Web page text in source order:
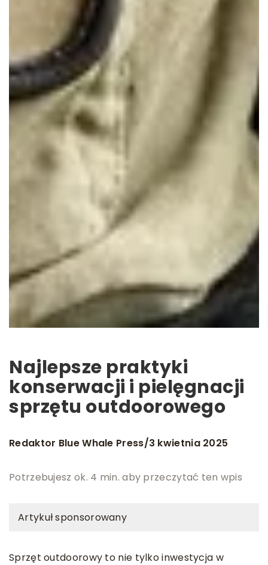
Najlepsze praktyki
konserwacji i pielęgnacji
sprzętu outdoorowego
Redaktor Blue Whale Press/3 kwietnia 2025
Potrzebujesz ok. 4 min. aby przeczytać ten wpis
Artykuł sponsorowany
Sprzęt outdoorowy to nie tylko inwestycja w